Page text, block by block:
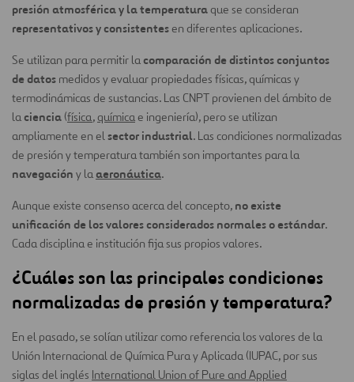
presión atmosférica y la temperaturaque se consideran
representativos y consistentes en diferentes aplicaciones.
Se utilizan para permitir lacomparación de distintos conjuntos
de datos medidos y evaluar propiedades físicas, químicas y
termodinámicas de sustancias. Las CNPT provienen del ámbito de
laciencia (física,química e ingeniería), pero se utilizan
ampliamente en elsector industrial. Las condiciones normalizadas
de presión y temperatura también son importantes para la
navegación y la aeronáutica.
Aunque existe consenso acerca del concepto, no existe
unificación de los valores considerados normales o estándar.
Cada disciplina e institución fija sus propios valores.
¿Cuáles son las principales condiciones
normalizadas de presión y temperatura?
En el pasado, se solían utilizar como referencia los valores de la
Unión Internacional de Química Pura y Aplicada (IUPAC, por sus
siglas del inglés International Union of Pure and Applied